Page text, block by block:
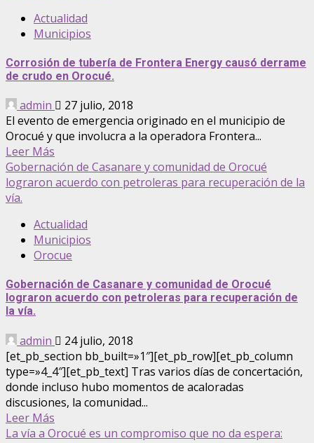
Actualidad
Municipios
Corrosión de tubería de Frontera Energy causó derrame
de crudo en Orocué.
admin
27 julio, 2018
El evento de emergencia originado en el municipio de
Orocué y que involucra a la operadora Frontera...
Leer Más
Gobernación de Casanare y comunidad de Orocué
lograron acuerdo con petroleras para recuperación de la
vía.
Actualidad
Municipios
Orocue
Gobernación de Casanare y comunidad de Orocué
lograron acuerdo con petroleras para recuperación de
la vía.
admin
24 julio, 2018
[et_pb_section bb_built=»1″][et_pb_row][et_pb_column
type=»4_4″][et_pb_text] Tras varios días de concertación,
donde incluso hubo momentos de acaloradas
discusiones, la comunidad...
Leer Más
La vía a Orocué es un compromiso que no da espera: